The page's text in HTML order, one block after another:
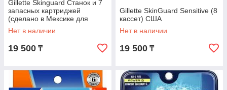
Gillette Skinguard Станок и 7
запасных картриджей
(сделано в Мексике для
рынка США)
Нет в наличии
19 500 ₸
Gillette SkinGuard Sensitive (8
кассет) США
Нет в наличии
19 500 ₸